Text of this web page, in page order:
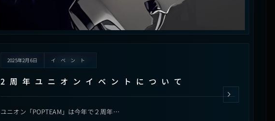
2025年2月6日 イベント
2周年ユニオンイベントについて
ユニオン「POPTEAM」は今年で２周年…